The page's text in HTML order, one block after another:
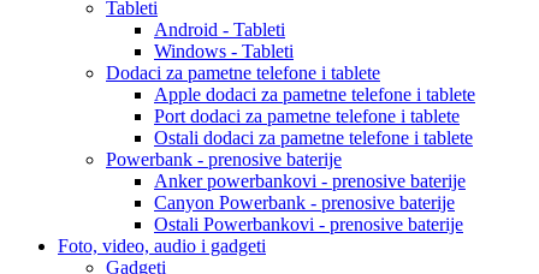
Tableti
Android - Tableti
Windows - Tableti
Dodaci za pametne telefone i tablete
Apple dodaci za pametne telefone i tablete
Port dodaci za pametne telefone i tablete
Ostali dodaci za pametne telefone i tablete
Powerbank - prenosive baterije
Anker powerbankovi - prenosive baterije
Canyon Powerbank - prenosive baterije
Ostali Powerbankovi - prenosive baterije
Foto, video, audio i gadgeti
Gadgeti